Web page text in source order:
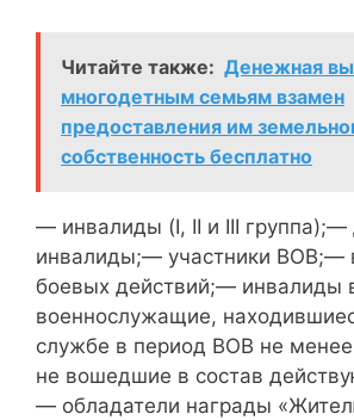
Читайте также: Денежная
многодетным семьям взамен
предоставления им
собственность бесплатно
— инвалиды (I, II и III группа);—
инвалиды;— участники ВОВ;—
боевых действий;— инвалиды
военнослужащие,
службе в период ВОВ не
не вошедшие в состав
— обладатели награды